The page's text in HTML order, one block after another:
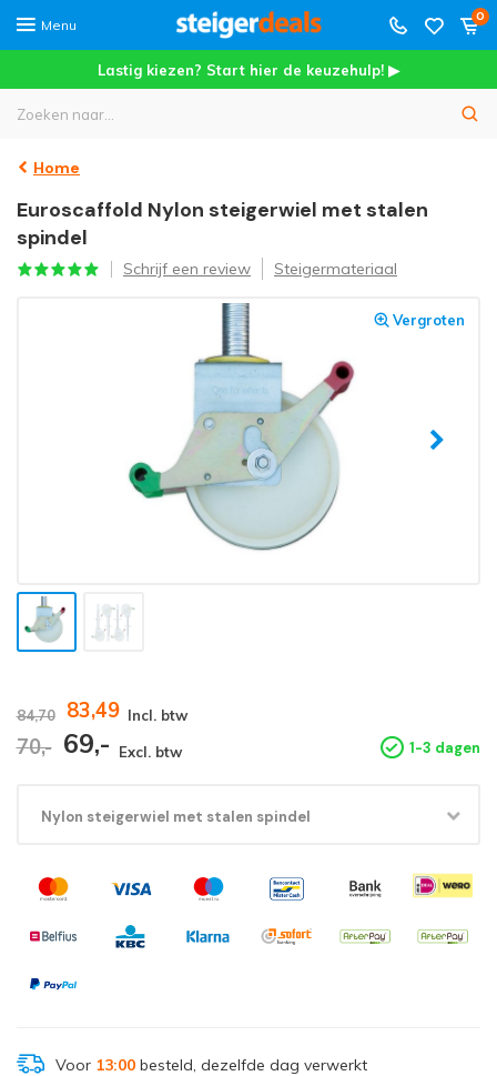
Menu
0
Lastig kiezen? Start hier de keuzehulp! ▶
Home
Euroscaffold Nylon steigerwiel met stalen
spindel
Schrijf een review Steigermateriaal
Vergroten
84,70 83,49 Incl. btw
70,- 69,- Excl. btw 1-3 dagen
Nylon steigerwiel met stalen spindel
Voor 13:00besteld, dezelfde dag verwerkt